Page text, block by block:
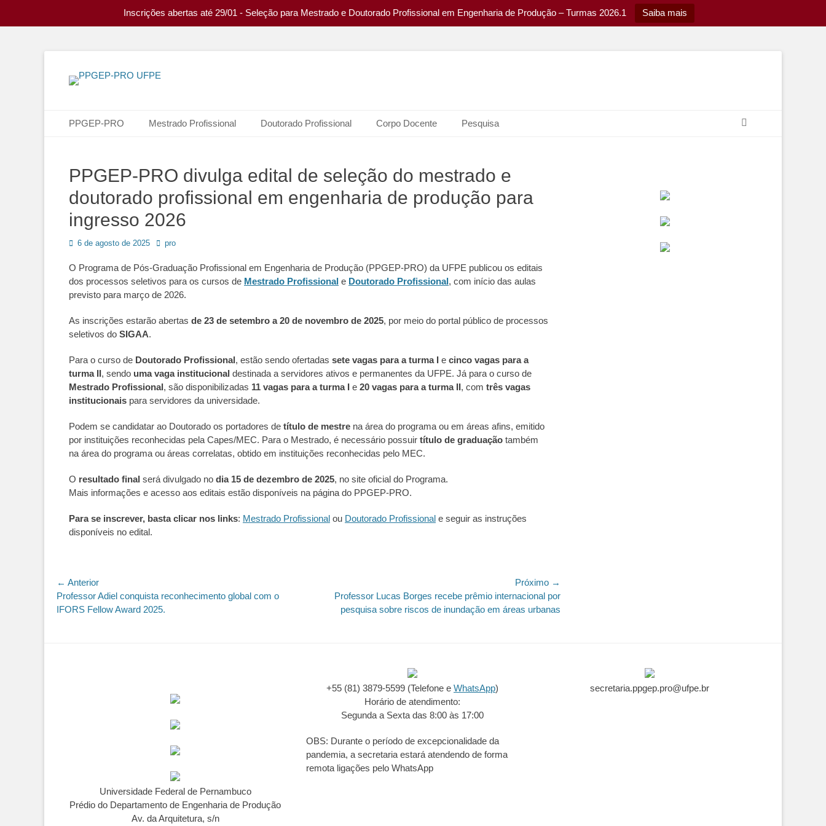
Inscrições abertas até 29/01 - Seleção para Mestrado e Doutorado Profissional em Engenharia de Produção – Turmas 2026.1 Saiba mais
PPGEP-PRO UFPE
Programa de Pós-graduação Profissional em Engenharia de Produção da UFPE
Menu principal
para
PPGEP-PRO Mestrado Profissional Doutorado Profissional Corpo Docente Pesquisa
PPGEP-PRO divulga edital de seleção do mestrado e
doutorado profissional em engenharia de produção para
ingresso 2026
Posted
6 de agosto de 2025 Autor:
pro
O Programa de Pós-Graduação Profissional em Engenharia de Produção (PPGEP-PRO) da UFPE publicou os editais
dos processos seletivos para os cursos de Mestrado Profissional e Doutorado Profissional, com início das aulas
previsto para março de 2026.
As inscrições estarão abertas de 23 de setembro a 20 de novembro de 2025, por meio do portal público de processos
seletivos do SIGAA.
Para o curso de Doutorado Profissional, estão sendo ofertadas sete vagas para a turma I e cinco vagas para a
turma II, sendo uma vaga institucional destinada a servidores ativos e permanentes da UFPE. Já para o curso de
Mestrado Profissional, são disponibilizadas 11 vagas para a turma I e 20 vagas para a turma II, com três vagas
institucionais para servidores da universidade.
Podem se candidatar ao Doutorado os portadores de título de mestre na área do programa ou em áreas afins, emitido
por instituições reconhecidas pela Capes/MEC. Para o Mestrado, é necessário possuir título de graduação também
na área do programa ou áreas correlatas, obtido em instituições reconhecidas pelo MEC.
O resultado final será divulgado no dia 15 de dezembro de 2025, no site oficial do Programa.
Mais informações e acesso aos editais estão disponíveis na página do PPGEP-PRO.
Para se inscrever, basta clicar nos links: Mestrado Profissional ou Doutorado Profissional e seguir as instruções
disponíveis no edital.
Navegação
de
← Anterior
Post
anterior:
Professor Adiel conquista reconhecimento global com o
IFORS Fellow Award 2025.
Próximo →
PróximoProfessor Lucas Borges recebe prêmio internacional por
pesquisa sobre riscos de inundação em áreas urbanas
Universidade Federal de Pernambuco
Prédio do Departamento de Engenharia de Produção
Av. da Arquitetura, s/n
+55 (81) 3879-5599 (Telefone e WhatsApp)
Horário de atendimento:
Segunda a Sexta das 8:00 às 17:00
OBS: Durante o período de excepcionalidade da
pandemia, a secretaria estará atendendo de forma
remota ligações pelo WhatsApp
secretaria.ppgep.pro@ufpe.br